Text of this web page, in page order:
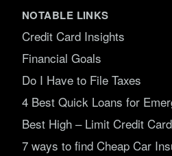
NOTABLE LINKS
Credit Card Insights
Financial Goals
Do I Have to File Taxes
4 Best Quick Loans for
Best High – Limit Credit
7 ways to find Cheap Car